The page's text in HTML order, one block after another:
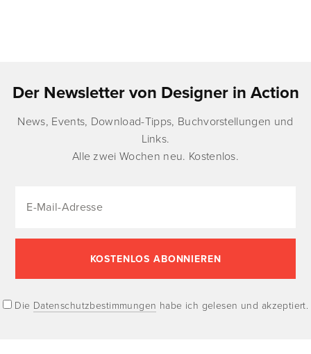
Der Newsletter von Designer in Action
News, Events, Download-Tipps, Buchvorstellungen und
Links.
Alle zwei Wochen neu. Kostenlos.
Die Datenschutzbestimmungen habe ich gelesen und akzeptiert.